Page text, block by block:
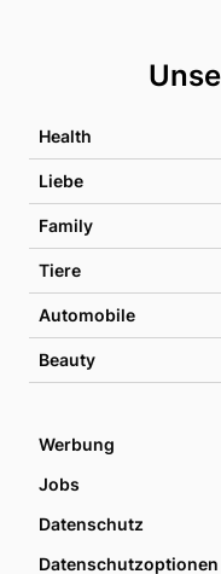
Health
Liebe
Family
Tiere
Automobile
Beauty
Werbung
Jobs
Datenschutz